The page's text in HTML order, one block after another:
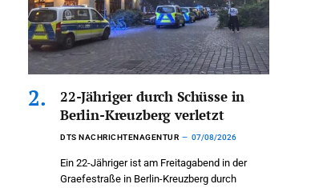
22-Jähriger durch Schüsse in
Berlin-Kreuzberg verletzt
DTS NACHRICHTENAGENTUR 07/08/2026
Ein 22-Jähriger ist am Freitagabend in der
Graefestraße in Berlin-Kreuzberg durch